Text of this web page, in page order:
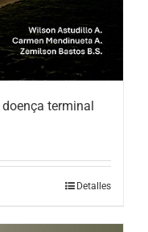
terminal
Detalles